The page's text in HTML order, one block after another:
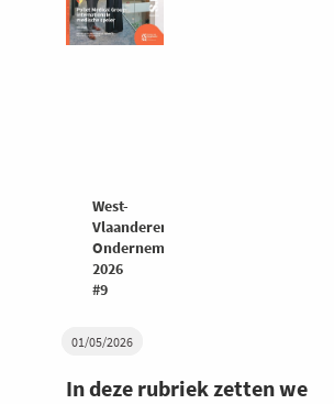
01/05/2026
In deze rubriek zetten we
West-
Vlaanderen
Ondernemers
2026
#9